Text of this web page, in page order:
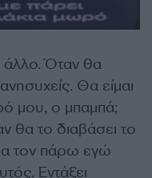
Όταν θα
Θα είμαι
μου, ο μπαμπά;
θα το διαβάσει το
τον πάρω εγώ
Εντάξει